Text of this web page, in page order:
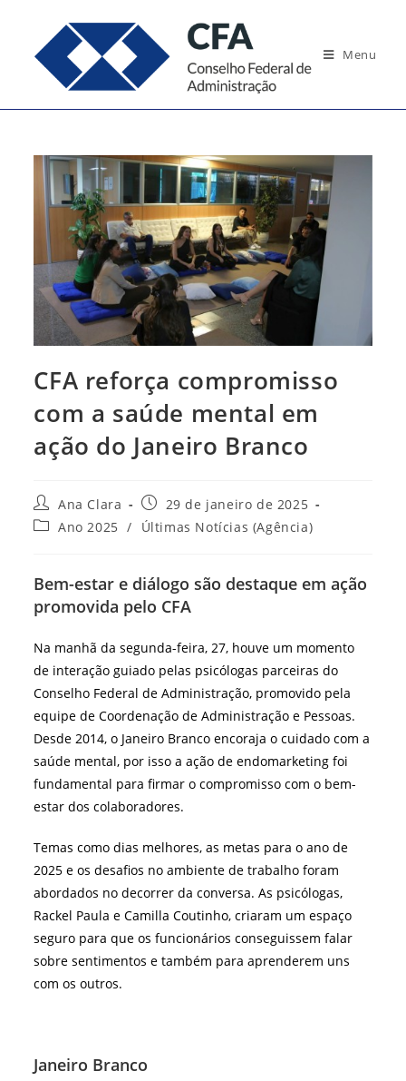
conteúdo
Menu
CFA reforça compromisso
com a saúde mental em
ação do Janeiro Branco
Autor
do
post:
Ana Clara
Post
publicado:
29 de janeiro de 2025
Categoria
Ano 2025 / Últimas Notícias (Agência)
Bem-estar e diálogo são destaque em ação
promovida pelo CFA
Na manhã da segunda-feira, 27, houve um momento
de interação guiado pelas psicólogas parceiras do
Conselho Federal de Administração, promovido pela
equipe de Coordenação de Administração e Pessoas.
Desde 2014, o Janeiro Branco encoraja o cuidado com a
saúde mental, por isso a ação de endomarketing foi
fundamental para firmar o compromisso com o bem-
estar dos colaboradores.
Temas como dias melhores, as metas para o ano de
2025 e os desafios no ambiente de trabalho foram
abordados no decorrer da conversa. As psicólogas,
Rackel Paula e Camilla Coutinho, criaram um espaço
seguro para que os funcionários conseguissem falar
sobre sentimentos e também para aprenderem uns
com os outros.
Janeiro Branco